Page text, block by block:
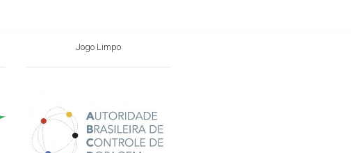
Jogo Limpo